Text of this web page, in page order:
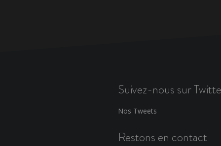
Suivez-nous sur
Nos Tweets
Restons en contact